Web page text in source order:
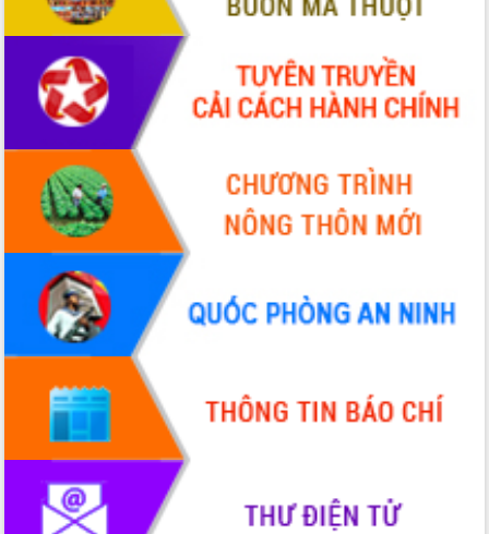
Đắk Lắk nỗ lực thúc đẩy tăng trưởng
kinh tế từ 10% trở lên trong Quý
II/2026
Đắk Lắk ký kết thỏa thuận hợp tác về
chuyển đổi số giai đoạn 2026 – 2030
với Tập đoàn Bưu chính Viễn thông
Việt Nam
Thứ trưởng Bộ Y tế làm việc với tỉnh
Đắk Lắk về phát triển nhân lực y tế
cho trạm y tế cấp xã
Du lịch Đắk Lắk nâng tầm trải nghiệm
du khách thông qua Hệ thống cơ sở dữ
liệu và Bản đồ số
Tập huấn ứng dụng trí tuệ nhân tạo (AI)
trong thương mại điện tử năm 2026
Đoàn đại biểu Quốc hội tỉnh Đắk Lắk
trao đổi thông tin trước Kỳ họp thứ
nhất, Quốc hội khóa XVI
Quyết liệt cải cách hành chính, khơi
thông nguồn lực phát triển
Nâng cao hiệu lực, hiệu quả HĐND
tỉnh thông qua hiện đại hóa hành chính